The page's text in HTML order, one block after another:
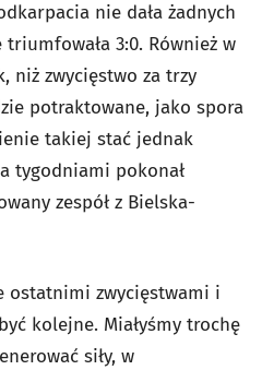
nie dała żadnych
3:0. Również w
niż zwycięstwo za trzy
potraktowane, jako spora
takiej stać jednak
tygodniami pokonał
zespół z Bielska-
ostatnimi zwycięstwami i
kolejne. Miałyśmy trochę
siły, w